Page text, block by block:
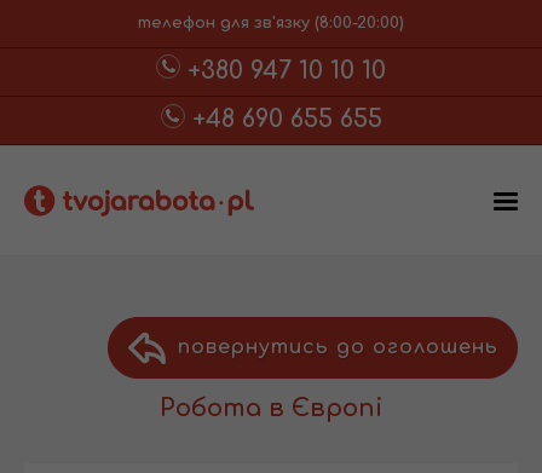
телефон для зв'язку (8:00-20:00)
+380 947 10 10 10
+48 690 655 655
повернутись до оголошень
Робота в Європі